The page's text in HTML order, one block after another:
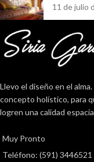
11 de julio
Llevo el diseño en el
concepto holístico, para
logren una calidad
Muy Pronto
Teléfono: (591) 3446521